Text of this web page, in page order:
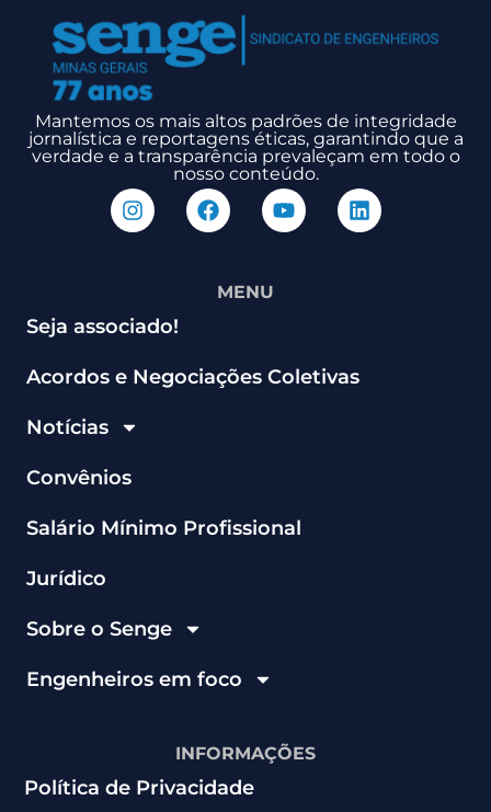
Mantemos os mais altos padrões de integridade
jornalística e reportagens éticas, garantindo que a
verdade e a transparência prevaleçam em todo o
nosso conteúdo.
MENU
Seja associado!
Acordos e Negociações Coletivas
Notícias
Convênios
Salário Mínimo Profissional
Jurídico
Sobre o Senge
Engenheiros em foco
INFORMAÇÕES
Política de Privacidade